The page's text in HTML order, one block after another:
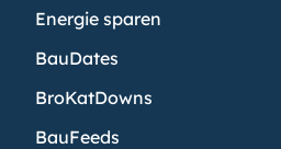
Energie sparen
BauDates
BroKatDowns
BauFeeds